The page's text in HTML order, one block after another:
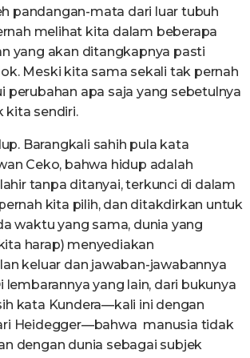
pandangan-mata dari luar tubuh
melihat kita dalam beberapa
yang akan ditangkapnya pasti
Meski kita sama sekali tak pernah
perubahan apa saja yang sebetulnya
kita sendiri.
Barangkali sahih pula kata
Ceko, bahwa hidup adalah
tanpa ditanyai, terkunci di dalam
kita pilih, dan ditakdirkan untuk
waktu yang sama, dunia yang
harap) menyediakan
keluar dan jawaban-jawabannya
lembarannya yang lain, dari bukunya
kata Kundera—kali ini dengan
Heidegger—bahwa manusia tidak
dengan dunia sebagai subjek